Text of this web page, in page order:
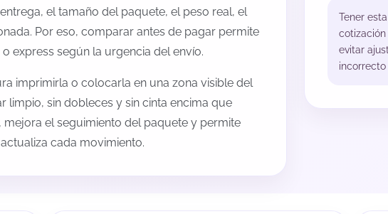
el tamaño del paquete, el peso real, el
Por eso, comparar antes de pagar permite
express según la urgencia del envío.
imprimirla o colocarla en una zona visible del
limpio, sin dobleces y sin cinta encima que
el seguimiento del paquete y permite
cada movimiento.
Tener
evitar